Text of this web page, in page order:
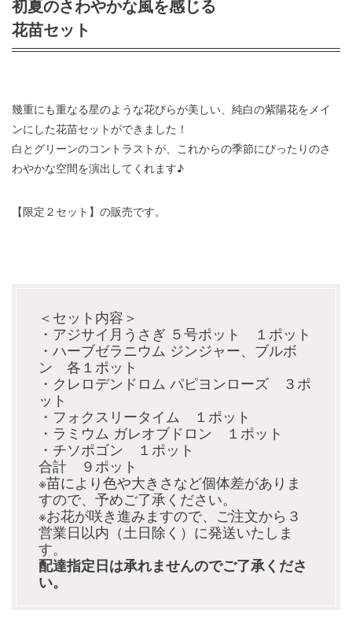
初夏のさわやかな風を感じる
花苗セット
幾重にも重なる星のような花びらが美しい、純白の紫陽花をメイ
ンにした花苗セットができました！
白とグリーンのコントラストが、これからの季節にぴったりのさ
わやかな空間を演出してくれます♪
【限定２セット】の販売です。
＜セット内容＞
・アジサイ月うさぎ ５号ポット １ポット
・ハーブゼラニウム ジンジャー、ブルボ
ン 各１ポット
・クレロデンドロム パピヨンローズ ３ポ
ット
・フォクスリータイム １ポット
・ラミウム ガレオブドロン １ポット
・チソポゴン １ポット
合計 ９ポット
※苗により色や大きさなど個体差がありま
すので、予めご了承ください。
※お花が咲き進みますので、ご注文から３
営業日以内（土日除く）に発送いたしま
す。
配達指定日は承れませんのでご了承くださ
い。